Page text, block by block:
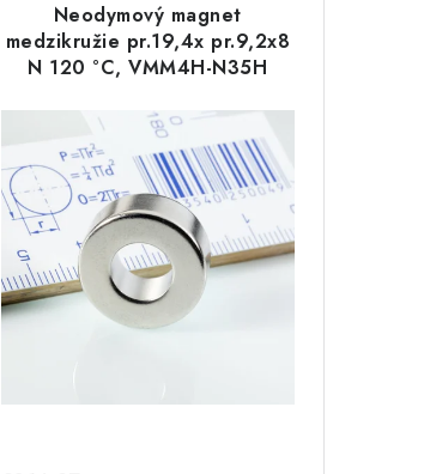
Neodymový magnet
medzikružie pr.19,4x pr.9,2x8
N 120 °C, VMM4H-N35H